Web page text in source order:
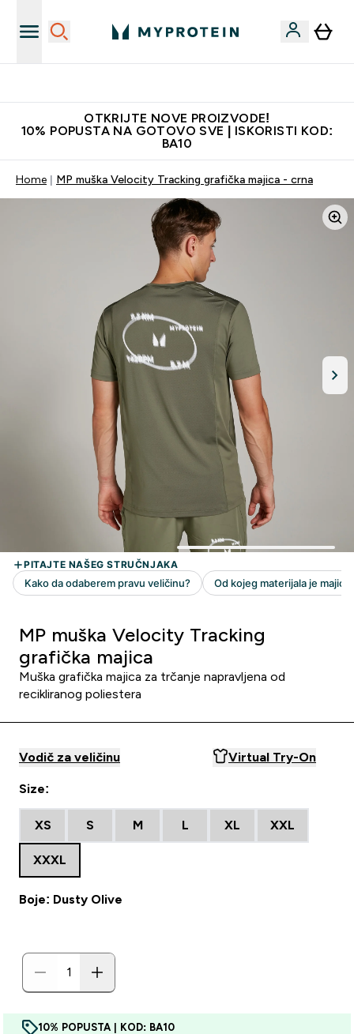
OTKRIJTE NOVE PROIZVODE!
10% POPUSTA NA GOTOVO SVE | ISKORISTI KOD:
BA10
Home MP muška Velocity Tracking grafička majica - crna
MP muška Velocity Tracking
grafička majica
Muška grafička majica za trčanje napravljena od
recikliranog poliestera
Vodič za veličinu Virtual Try-On
Size:
XS S M L XL XXL
XXXL
Boje: Dusty Olive
10% POPUSTA | KOD: BA10